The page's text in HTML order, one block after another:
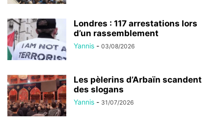
Londres : 117 arrestations lors
d’un rassemblement
Yannis - 03/08/2026
Les pèlerins d’Arbaïn scandent
des slogans
Yannis - 31/07/2026